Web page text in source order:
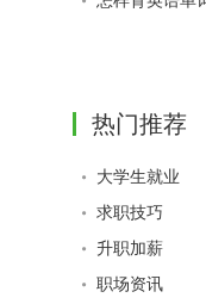
热门推荐
大学生就业
求职技巧
升职加薪
职场资讯